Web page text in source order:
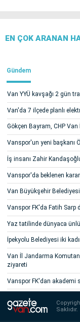
EN ÇOK ARANAN
Gündem
Van YYÜ kavşağı 2 gün
Van'da 7 ilçede planlı
Gökçen Bayram, CHP Van
Vanspor'un yeni başkanı
İş insanı Zahir
Vanspor'da beklenen karar
Van Büyükşehir
Vanspor FK'da Fatih Sarp
Yaz tatilinde dünyaca
İpekyolu Belediyesi iki
Van İl Jandarma
ziyareti
Vanspor FK'dan akademi
Saklıdır.